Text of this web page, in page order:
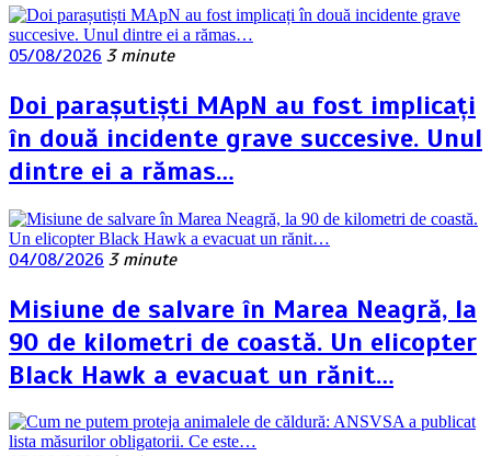
05/08/2026 3 minute
Doi parașutiști MApN au fost implicați
în două incidente grave succesive. Unul
dintre ei a rămas…
04/08/2026 3 minute
Misiune de salvare în Marea Neagră, la
90 de kilometri de coastă. Un elicopter
Black Hawk a evacuat un rănit…